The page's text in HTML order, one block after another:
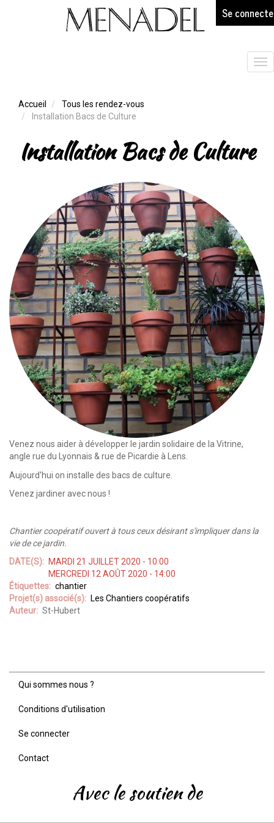
Se
Accueil
Tous les rendez-vous
Installation Bacs de Culture
Installation Bacs de Culture
Venez nous aider à développer le jardin solidaire de la Vitrine,
angle rue du Lyonnais & rue de Picardie à Lens.
Aujourd'hui on installe des bacs de culture.
Venez jardiner avec nous !
Chantier coopératif ouvert à tous ceux désirant s'impliquer dans la
vie de ce jardin.
DATE(S)
MARDI 21 JUILLET 2020 - 10:00
MERCREDI 12 AOÛT 2020 - 14:00
Étiquettes
chantier
Projet(s) associé(s)
Les Chantiers coopératifs
Auteur
St-Hubert
Menu
de
page
Qui sommes nous ?
Conditions d'utilisation
Se connecter
Contact
Avec le soutien de